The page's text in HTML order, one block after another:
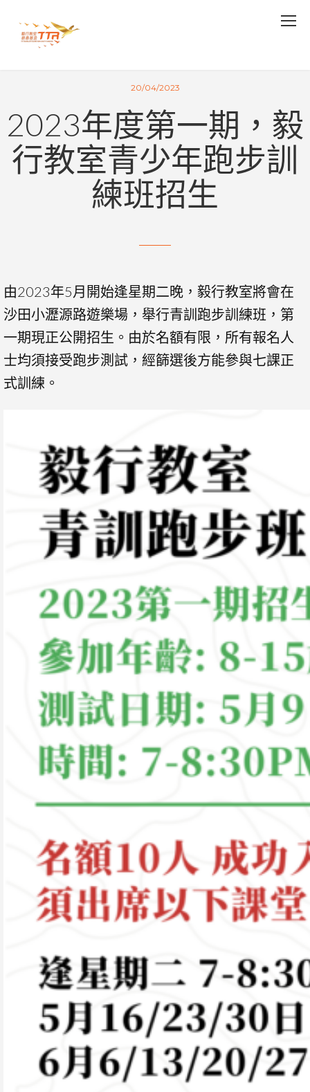
20/04/2023
2023年度第一期，毅
行教室青少年跑步訓
練班招生
由2023年5月開始逢星期二晚，毅行教室將會在
沙田小瀝源路遊樂場，舉行青訓跑步訓練班，第
一期現正公開招生。由於名額有限，所有報名人
士均須接受跑步測試，經篩選後方能參與七課正
式訓練。